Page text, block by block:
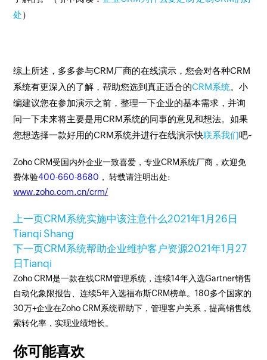
处）
综上所述，多多参与CRM厂商的在线演示，您会对各种CRM
系统有更深入的了解，帮助您选到真正适合的CRM系统。小
编建议您在参加演示之前，整理一下企业的基本需求，并询
问一下未来将主要是用CRM系统的同事的意见和想法。如果
您想选择一款好用的CRM系统并进行在线演示快联系我们吧~
Zoho CRM受国内外企业一致喜爱，专业CRM系统厂商，欢迎免
费体验400-660-8680 ， 转载请注明出处:
www.zoho.com.cn/crm/
上一页CRM系统实施中该注意什么2021年1月26日
Tianqi Shang
下一页CRM系统帮助企业维护客户资源2021年1月27
日Tianqi
Zoho CRM是一款在线CRM管理系统，连续14年入选Gartner销售
自动化象限报告、连续5年入选福布斯CRM榜单。180多个国家的
30万+企业在Zoho CRM系统帮助下，管理客户关系，提高销售线
索转化率，实现业绩增长。
你可能喜欢